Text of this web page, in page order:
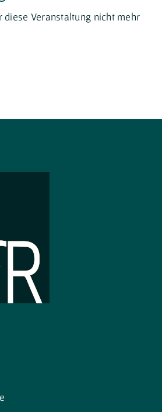
diese Veranstaltung nicht mehr